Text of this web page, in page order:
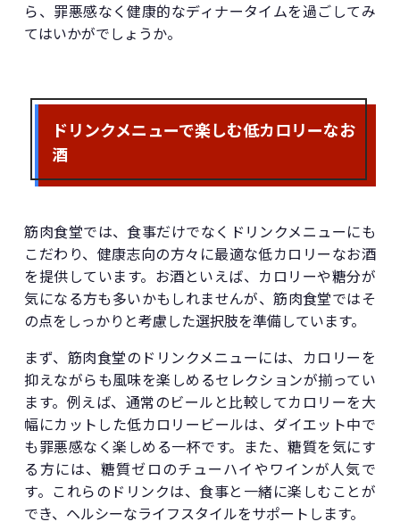
ら、罪悪感なく健康的なディナータイムを過ごしてみ
てはいかがでしょうか。
ドリンクメニューで楽しむ低カロリーなお
酒
筋肉食堂では、食事だけでなくドリンクメニューにも
こだわり、健康志向の方々に最適な低カロリーなお酒
を提供しています。お酒といえば、カロリーや糖分が
気になる方も多いかもしれませんが、筋肉食堂ではそ
の点をしっかりと考慮した選択肢を準備しています。
まず、筋肉食堂のドリンクメニューには、カロリーを
抑えながらも風味を楽しめるセレクションが揃ってい
ます。例えば、通常のビールと比較してカロリーを大
幅にカットした低カロリービールは、ダイエット中で
も罪悪感なく楽しめる一杯です。また、糖質を気にす
る方には、糖質ゼロのチューハイやワインが人気で
す。これらのドリンクは、食事と一緒に楽しむことが
でき、ヘルシーなライフスタイルをサポートします。